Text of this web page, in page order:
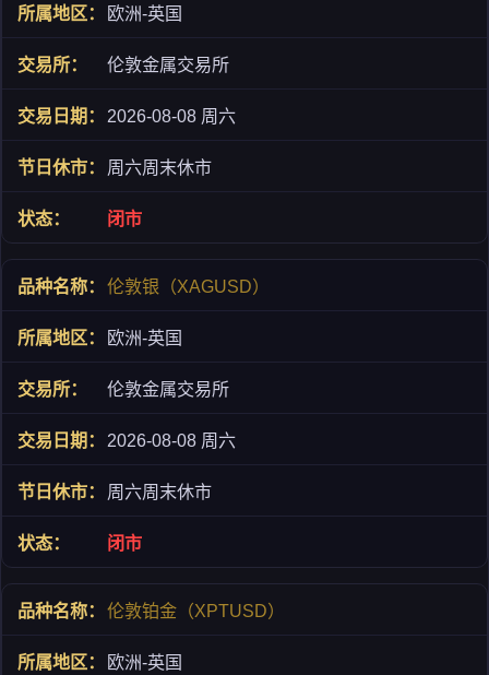
欧洲-英国
伦敦金属交易所
2026-08-08 周六
周六周末休市
闭市
伦敦银（XAGUSD）
欧洲-英国
伦敦金属交易所
2026-08-08 周六
周六周末休市
闭市
伦敦铂金（XPTUSD）
欧洲-英国